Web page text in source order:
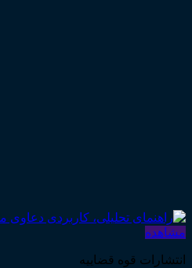
مشاهده
انتشارات قوه قضاییه